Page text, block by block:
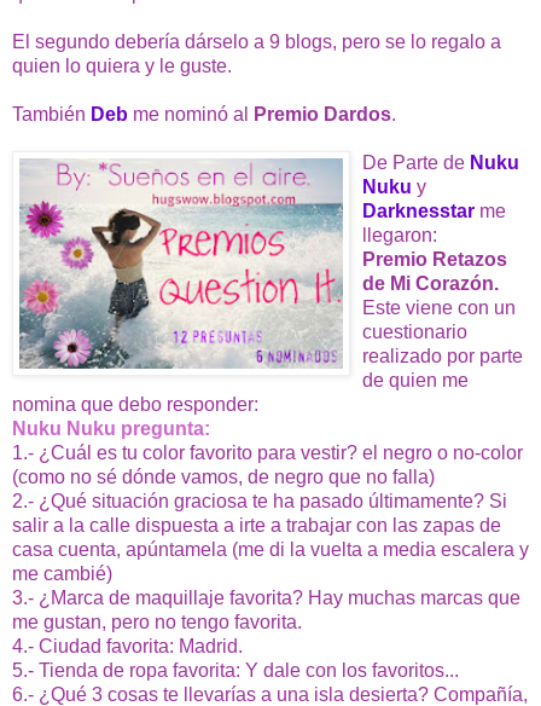
El segundo debería dárselo a 9 blogs, pero se lo regalo a
quien lo quiera y le guste.
También Deb me nominó al Premio Dardos.
De Parte de Nuku
Nuku y
Darknesstar me
llegaron:
Premio Retazos
de Mi Corazón.
Este viene con un
cuestionario
realizado por parte
de quien me
nomina que debo responder:
Nuku Nuku pregunta:
1.- ¿Cuál es tu color favorito para vestir? el negro o no-color
(como no sé dónde vamos, de negro que no falla)
2.- ¿Qué situación graciosa te ha pasado últimamente? Si
salir a la calle dispuesta a irte a trabajar con las zapas de
casa cuenta, apúntamela (me di la vuelta a media escalera y
me cambié)
3.- ¿Marca de maquillaje favorita? Hay muchas marcas que
me gustan, pero no tengo favorita.
4.- Ciudad favorita: Madrid.
5.- Tienda de ropa favorita: Y dale con los favoritos...
6.- ¿Qué 3 cosas te llevarías a una isla desierta? Compañía,